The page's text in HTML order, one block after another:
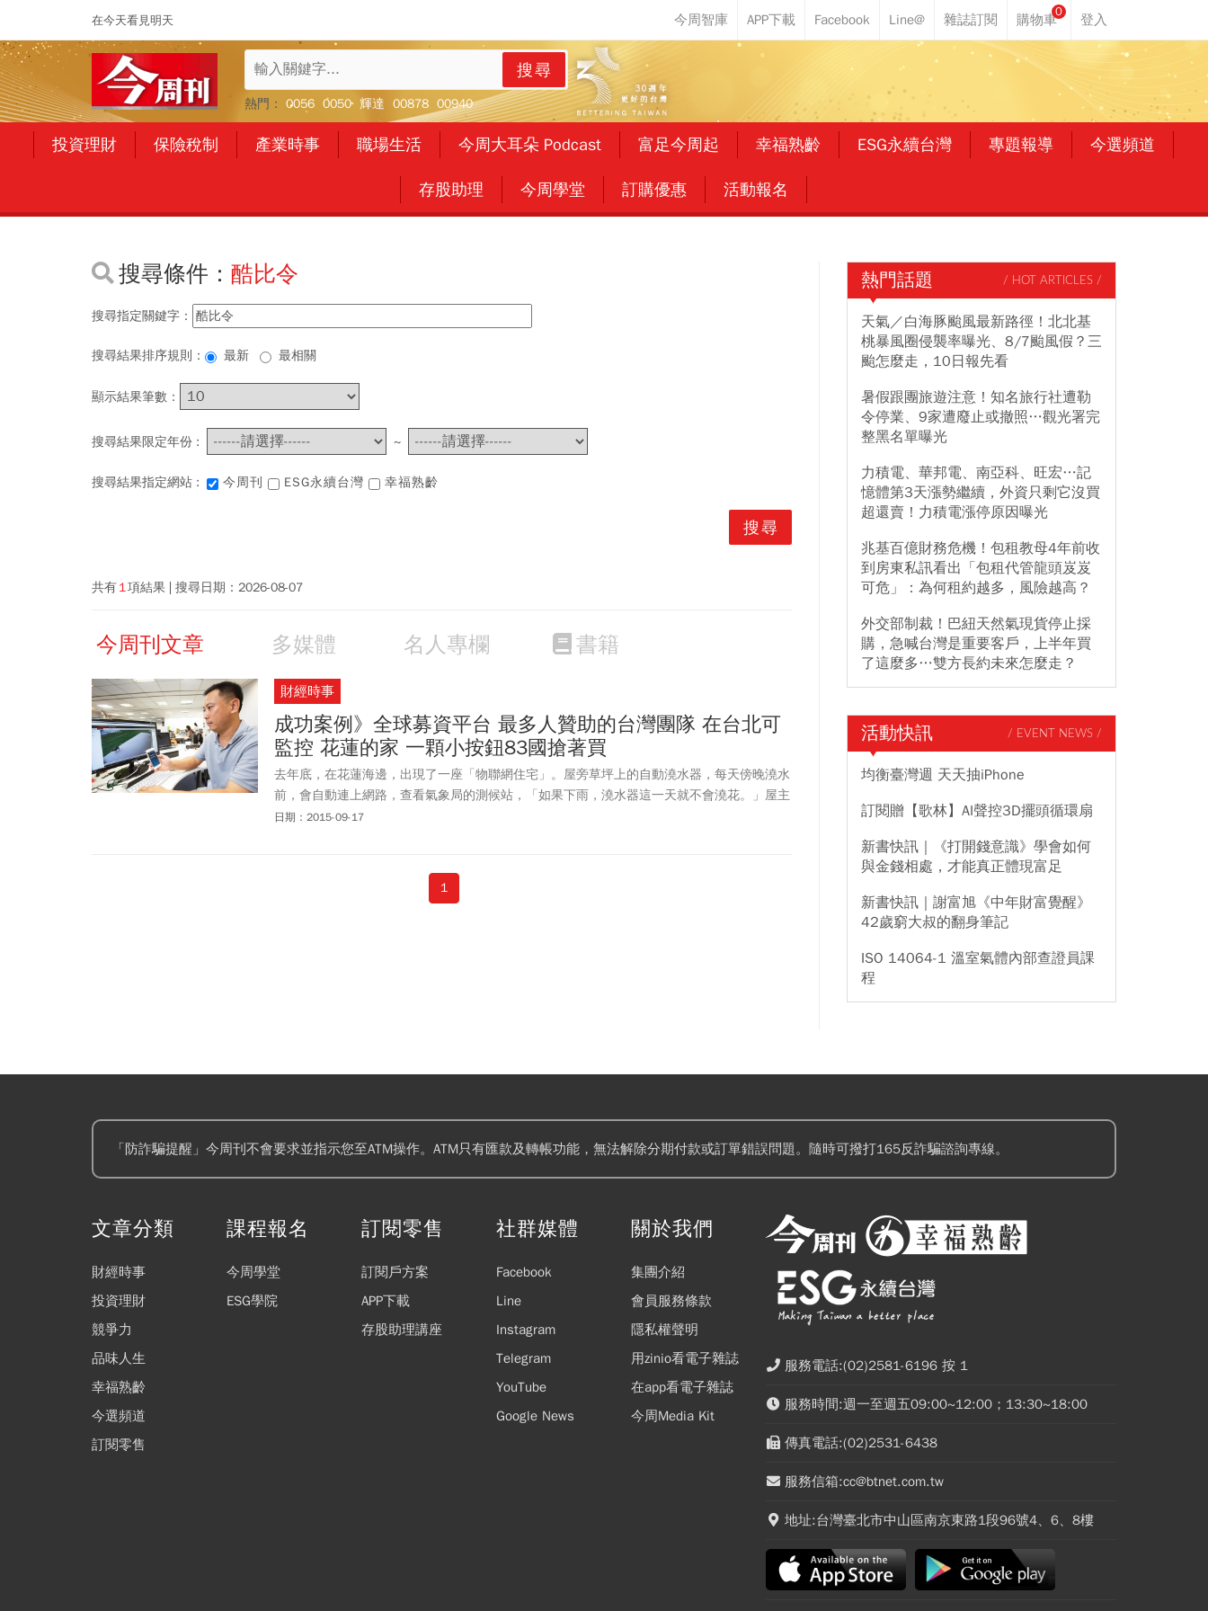
在今天看見明天
0
搜尋
熱門： 0056 0050 輝達 00878 00940
投資理財 保險稅制 產業時事 職場生活 今周大耳朵 Podcast 富足今周起 幸福熟齡 ESG永續台灣 專題報導 今選頻道
存股助理 今周學堂 訂購優惠 活動報名
搜尋條件： 酷比令
搜尋指定關鍵字：
搜尋結果排序規則： 最新 最相關
顯示結果筆數：
搜尋結果限定年份 : ~
搜尋結果指定網站 : 今周刊 ESG永續台灣 幸福熟齡
共有1項結果 搜尋日期： 2026-08-07
今周刊文章 多媒體 名人專欄 書籍
財經時事
成功案例》全球募資平台 最多人贊助的台灣團隊 在台北可
監控 花蓮的家 一顆小按鈕83國搶著買
去年底，在花蓮海邊，出現了一座「物聯網住宅」。屋旁草坪上的自動澆水器，每天傍晚澆水
前，會自動連上網路，查看氣象局的測候站，「如果下雨，澆水器這一天就不會澆花。」屋主
陳紹俊說。屋頂上的太陽能電池，會記錄發出的電力，賣出多少給台電；家裡的電燈，即使主
日期：2015-09-17
1
熱門話題 / HOT ARTICLES /
天氣／白海豚颱風最新路徑！北北基
桃暴風圈侵襲率曝光、8/7颱風假？三
颱怎麼走，10日報先看
暑假跟團旅遊注意！知名旅行社遭勒
令停業、9家遭廢止或撤照…觀光署完
整黑名單曝光
力積電、華邦電、南亞科、旺宏…記
憶體第3天漲勢繼續，外資只剩它沒買
超還賣！力積電漲停原因曝光
兆基百億財務危機！包租教母4年前收
到房東私訊看出「包租代管龍頭岌岌
可危」：為何租約越多，風險越高？
外交部制裁！巴紐天然氣現貨停止採
購，急喊台灣是重要客戶，上半年買
了這麼多…雙方長約未來怎麼走？
活動快訊 / EVENT NEWS /
均衡臺灣週 天天抽iPhone
訂閱贈【歌林】AI聲控3D擺頭循環扇
新書快訊｜《打開錢意識》學會如何
與金錢相處，才能真正體現富足
新書快訊｜謝富旭《中年財富覺醒》
42歲窮大叔的翻身筆記
ISO 14064-1 溫室氣體內部查證員課
程
「防詐騙提醒」今周刊不會要求並指示您至ATM操作。ATM只有匯款及轉帳功能，無法解除分期付款或訂單錯誤問題。隨時可撥打165反詐騙諮詢專線。
文章分類
財經時事
投資理財
競爭力
品味人生
幸福熟齡
今選頻道
訂閱零售
課程報名
今周學堂
ESG學院
訂閱零售
訂閱戶方案
APP下載
存股助理講座
社群媒體
Facebook
Line
Instagram
Telegram
YouTube
Google News
關於我們
集團介紹
會員服務條款
隱私權聲明
用zinio看電子雜誌
在app看電子雜誌
今周Media Kit
服務電話:(02)2581-6196 按 1
服務時間:週一至週五09:00~12:00；13:30~18:00
傳真電話:(02)2531-6438
服務信箱:cc@btnet.com.tw
地址:台灣臺北市中山區南京東路1段96號4、6、8樓